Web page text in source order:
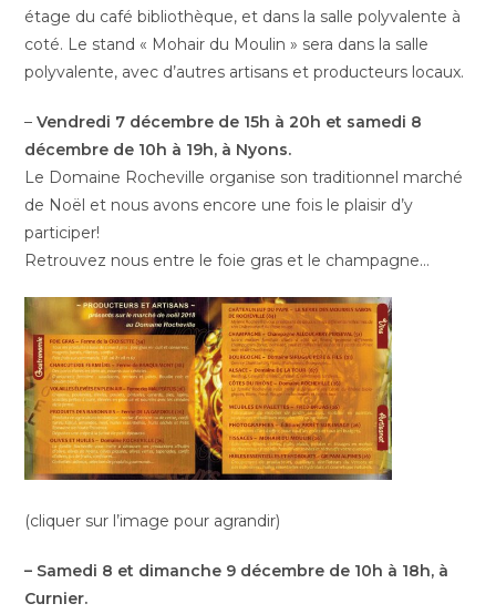
étage du café bibliothèque, et dans la salle polyvalente à
coté. Le stand « Mohair du Moulin » sera dans la salle
polyvalente, avec d’autres artisans et producteurs locaux.
–Vendredi 7 décembre de 15h à 20h et samedi 8
décembre de 10h à 19h, à Nyons.
Le Domaine Rocheville organise son traditionnel marché
de Noël et nous avons encore une fois le plaisir d’y
participer!
Retrouvez nous entre le foie gras et le champagne…
(cliquer sur l’image pour agrandir)
– Samedi 8 et dimanche 9 décembre de 10h à 18h, à
Curnier.